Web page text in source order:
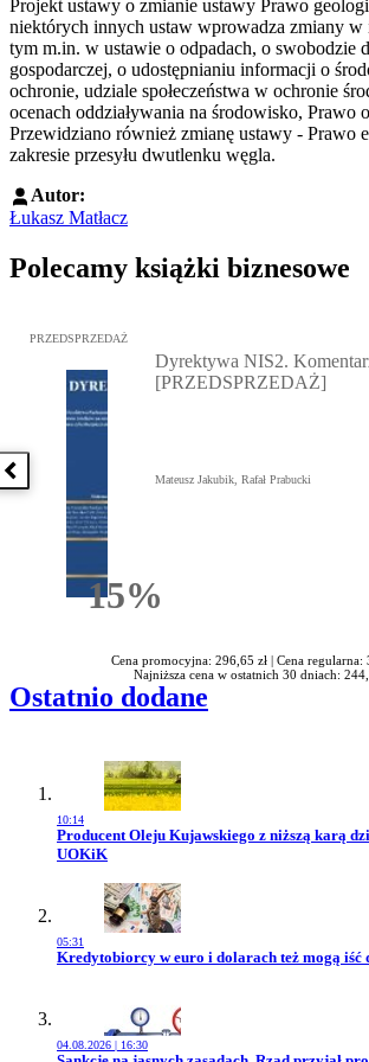
Projekt ustawy o zmianie ustawy Prawo
niektórych innych ustaw wprowadza zmiany w
tym m.in. w ustawie o odpadach, o swobodzie
gospodarczej, o udostępnianiu informacji o
ochronie, udziale społeczeństwa w ochronie
ocenach oddziaływania na środowisko, Prawo
Przewidziano również zmianę ustawy - Prawo
zakresie przesyłu dwutlenku węgla.
Autor:
Łukasz Matłacz
Polecamy książki biznesowe
Poprzednia książka
Przejdź do: Dyrektywa NIS2. Komentarz
PRZEDSPRZEDAŻ
15%Rabatu
Dyrektywa NIS2.
[PRZEDSPRZEDAŻ]
Mateusz Jakubik, Rafał Prabucki
Cena promocyjna: 296,65 zł | Cena regularna:
Najniższa cena w ostatnich 30 dniach:
Ostatnio dodane
10:14
Przejdź do artykułu:
Producent Oleju Kujawskiego z niższą karą
UOKiK
05:31
Przejdź do artykułu:
Kredytobiorcy w euro i dolarach też mogą iść
04.08.2026 | 16:30